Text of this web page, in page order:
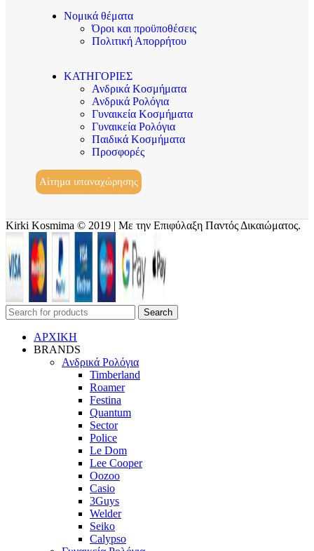
Νομικά θέματα
Όροι και προϋποθέσεις
Πολιτική Απορρήτου
ΚΑΤΗΓΟΡΙΕΣ
Ανδρικά Κοσμήματα
Ανδρικά Ρολόγια
Γυναικεία Κοσμήματα
Γυναικεία Ρολόγια
Παιδικά Κοσμήματα
Προσφορές
Αίτημα υπαναχώρησης
Kirki Kosmima © 2019 | Με την Επιφύλαξη Παντός Δικαιώματος.
Search
ΑΡΧΙΚΗ
BRANDS
Ανδρικά Ρολόγια
Timberland
Roamer
Festina
Quantum
Sector
Police
Le Dom
Lee Cooper
Oozoo
Casio
3Guys
Welder
Seiko
Calypso